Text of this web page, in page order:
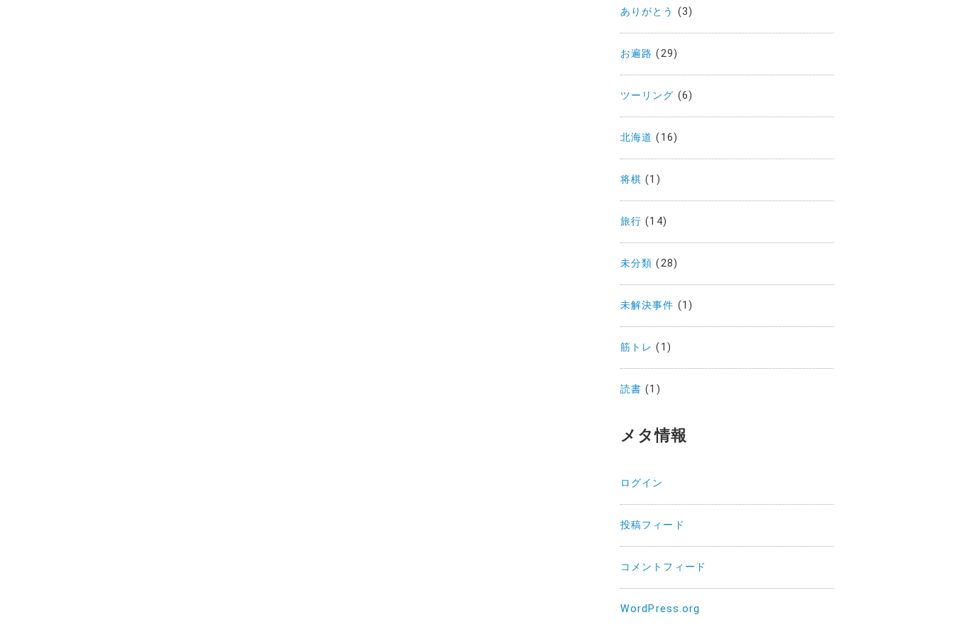
ありがとう (3)
お遍路 (29)
ツーリング (6)
北海道 (16)
将棋 (1)
旅行 (14)
未分類 (28)
未解決事件 (1)
筋トレ (1)
読書 (1)
メタ情報
ログイン
投稿フィード
コメントフィード
WordPress.org